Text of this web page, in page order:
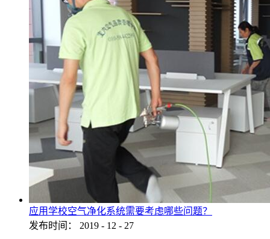
应用学校空气净化系统需要考虑哪些问题？
发布时间：
2019 - 12 - 27